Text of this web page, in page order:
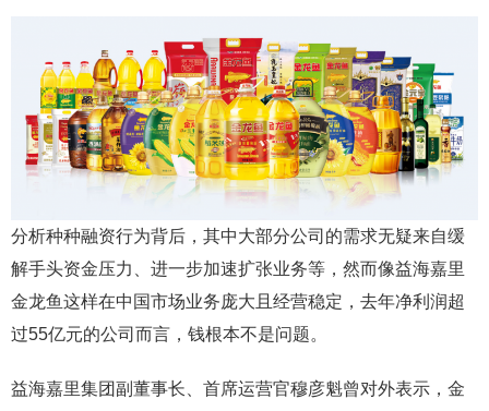
分析种种融资行为背后，其中大部分公司的需求无疑来自缓
解手头资金压力、进一步加速扩张业务等，然而像益海嘉里
金龙鱼这样在中国市场业务庞大且经营稳定，去年净利润超
过55亿元的公司而言，钱根本不是问题。
益海嘉里集团副董事长、首席运营官穆彦魁曾对外表示，金